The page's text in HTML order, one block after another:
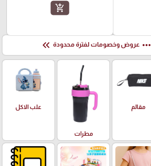
add_shopping_cart
more_horiz عروض وخصومات لفترة محدودة keyboard_double_arrow_left
مقالم
مطرات
علب الاكل